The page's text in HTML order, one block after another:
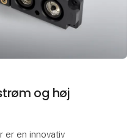
og høj
er en innovativ